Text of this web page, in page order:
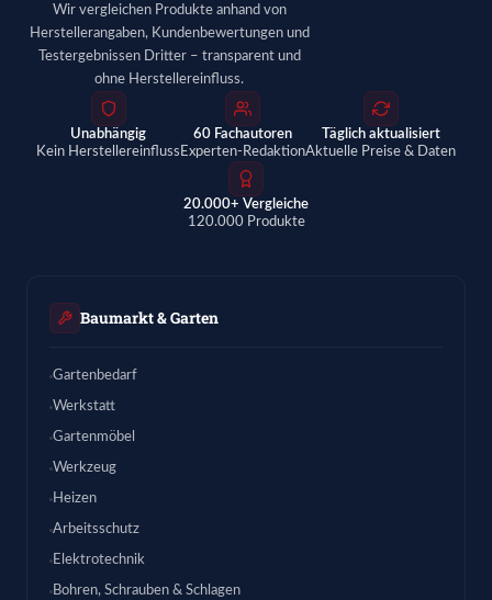
Wir vergleichen Produkte anhand von
Herstellerangaben, Kundenbewertungen und
Testergebnissen Dritter – transparent und
ohne Herstellereinfluss.
Unabhängig
Kein Herstellereinfluss
60 Fachautoren
Experten-Redaktion
Täglich aktualisiert
Aktuelle Preise & Daten
20.000+ Vergleiche
120.000 Produkte
Baumarkt & Garten
Gartenbedarf
Werkstatt
Gartenmöbel
Werkzeug
Heizen
Arbeitsschutz
Elektrotechnik
Bohren, Schrauben & Schlagen